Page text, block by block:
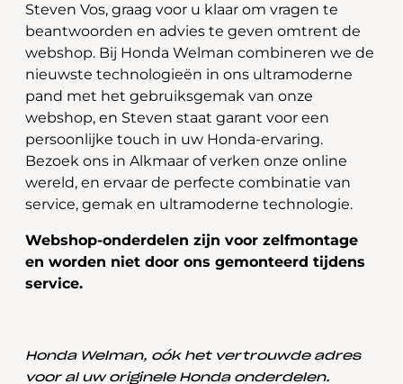
Steven Vos, graag voor u klaar om vragen te
beantwoorden en advies te geven omtrent de
webshop. Bij Honda Welman combineren we de
nieuwste technologieën in ons ultramoderne
pand met het gebruiksgemak van onze
webshop, en Steven staat garant voor een
persoonlijke touch in uw Honda-ervaring.
Bezoek ons in Alkmaar of verken onze online
wereld, en ervaar de perfecte combinatie van
service, gemak en ultramoderne technologie.
Webshop-onderdelen zijn voor zelfmontage
en worden niet door ons gemonteerd tijdens
service.
Honda Welman, oók het vertrouwde adres
voor al uw originele Honda onderdelen.